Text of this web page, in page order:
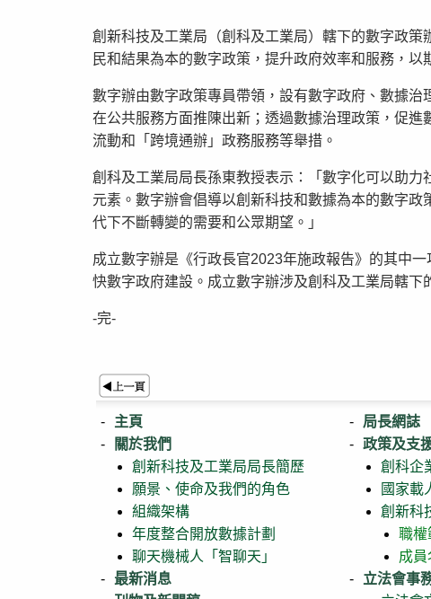
創新科技及工業局（創科及工業局）轄下的數字政
民和結果為本的數字政策，提升政府效率和服務，
數字辦由數字政策專員帶領，設有數字政府、數據
在公共服務方面推陳出新；透過數據治理政策，促
流動和「跨境通辦」政務服務等舉措。
創科及工業局局長孫東教授表示：「數字化可以助
元素。數字辦會倡導以創新科技和數據為本的數字
代下不斷轉變的需要和公眾期望。」
成立數字辦是《行政長官2023年施政報告》的其中
快數字政府建設。成立數字辦涉及創科及工業局轄
-完-
主頁
關於我們
創新科技及工業局局長簡歷
願景、使命及我們的角色
組織架構
年度整合開放數據計劃
聊天機械人「智聊天」
最新消息
局長網誌
政策及支
創科企
國家載
創新科
職權
成員
立法會事